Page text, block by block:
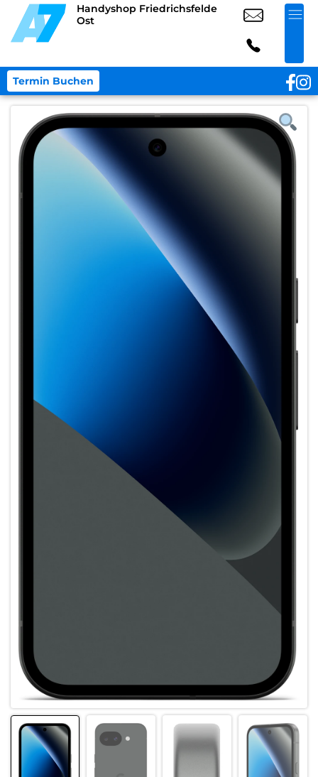
Handyshop Friedrichsfelde
Ost
Termin Buchen